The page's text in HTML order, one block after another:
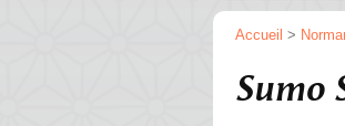
Accueil >
Sumo